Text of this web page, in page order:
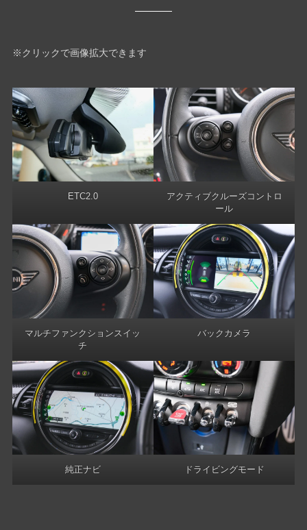
※クリックで画像拡大できます
ETC2.0
アクティブクルーズコントロ
ール
マルチファンクションスイッ
チ
バックカメラ
純正ナビ ドライビングモード